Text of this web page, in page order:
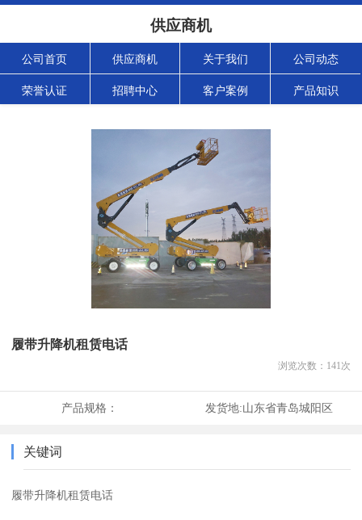
供应商机
公司首页 供应商机 关于我们 公司动态
荣誉认证 招聘中心 客户案例 产品知识
履带升降机租赁电话
浏览次数： 141次
产品规格： 发货地:山东省青岛城阳区
关键词
履带升降机租赁电话